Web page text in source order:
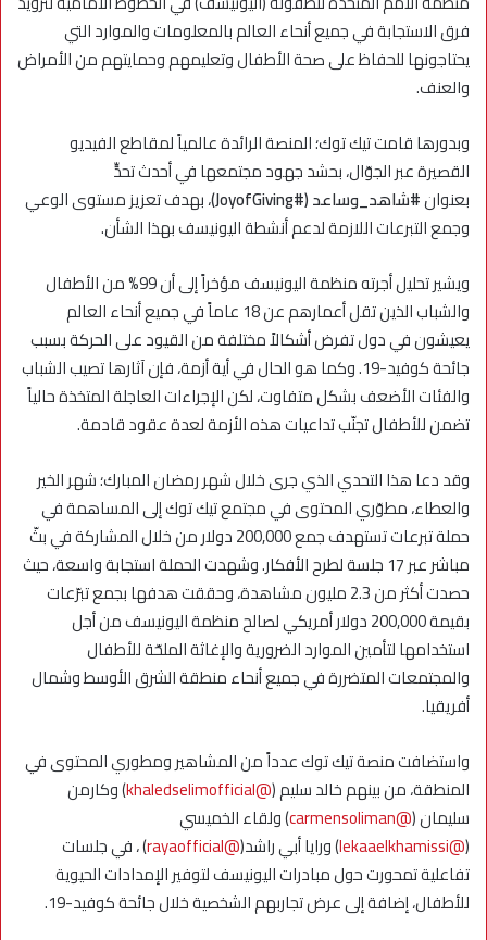
فرق الاستجابة في جميع أنحاء العالم بالمعلومات والموارد التي
يحتاجونها للحفاظ على صحة الأطفال وتعليمهم وحمايتهم من الأمراض
والعنف.
وبدورها قامت تيك توك؛ المنصة الرائدة عالمياً لمقاطع الفيديو
القصيرة عبر الجوّال، بحشد جهود مجتمعها في أحدث تحدٍّ
بعنوان#شاهد_وساعد (#JoyofGiving
)، بهدف تعزيز مستوى الوعي
وجمع التبرعات اللازمة لدعم أنشطة اليونيسف بهذا الشأن.
ويشير تحليل أجرته منظمة اليونيسف مؤخراً إلى أن 99% من الأطفال
والشباب الذين تقل أعمارهم عن 18 عاماً في جميع أنحاء العالم
يعيشون في دول تفرض أشكالاً مختلفة من القيود على الحركة بسبب
جائحة كوفيد-19. وكما هو الحال في أية أزمة، فإن آثارها تصيب الشباب
والفئات الأضعف بشكل متفاوت، لكن الإجراءات العاجلة المتخذة حالياً
تضمن للأطفال تجنّب تداعيات هذه الأزمة لعدة عقود قادمة.
وقد دعا هذا التحدي الذي جرى خلال شهر رمضان المبارك؛ شهر الخير
والعطاء، مطوّري المحتوى في مجتمع تيك توك إلى المساهمة في
حملة تبرعات تستهدف جمع 200,000 دولار من خلال المشاركة في بثّ
مباشر عبر 17 جلسة لطرح الأفكار. وشهدت الحملة استجابة واسعة، حيث
حصدت أكثر من 2.3 مليون مشاهدة، وحققت هدفها بجمع تبرّعات
بقيمة 200,000 دولار أمريكي لصالح منظمة اليونيسف من أجل
استخدامها لتأمين الموارد الضرورية والإغاثة الملحّة للأطفال
والمجتمعات المتضررة في جميع أنحاء منطقة الشرق الأوسط وشمال
أفريقيا.
واستضافت منصة تيك توك عدداً من المشاهير ومطوري المحتوى في
المنطقة، من بينهم خالد سليم (@khaledselimofficial
) وكارمن
سليمان (@carmensoliman
) ولقاء الخميسي
(
@lekaaelkhamissi ) ورايا أبي راشد(@rayaofficial
) ، في جلسات
تفاعلية تمحورت حول مبادرات اليونيسف لتوفير الإمدادات الحيوية
للأطفال، إضافة إلى عرض تجاربهم الشخصية خلال جائحة كوفيد-19.